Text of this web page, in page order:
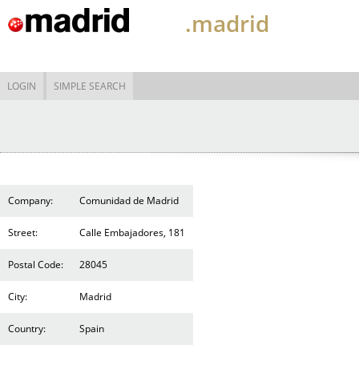
.madrid
LOGIN SIMPLE SEARCH
Company: Comunidad de Madrid
Street: Calle Embajadores, 181
Postal Code: 28045
City: Madrid
Country: Spain